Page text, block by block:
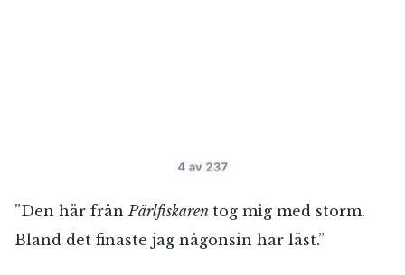
”Den här från Pärlfiskaren tog mig med storm.
Bland det finaste jag någonsin har läst.”